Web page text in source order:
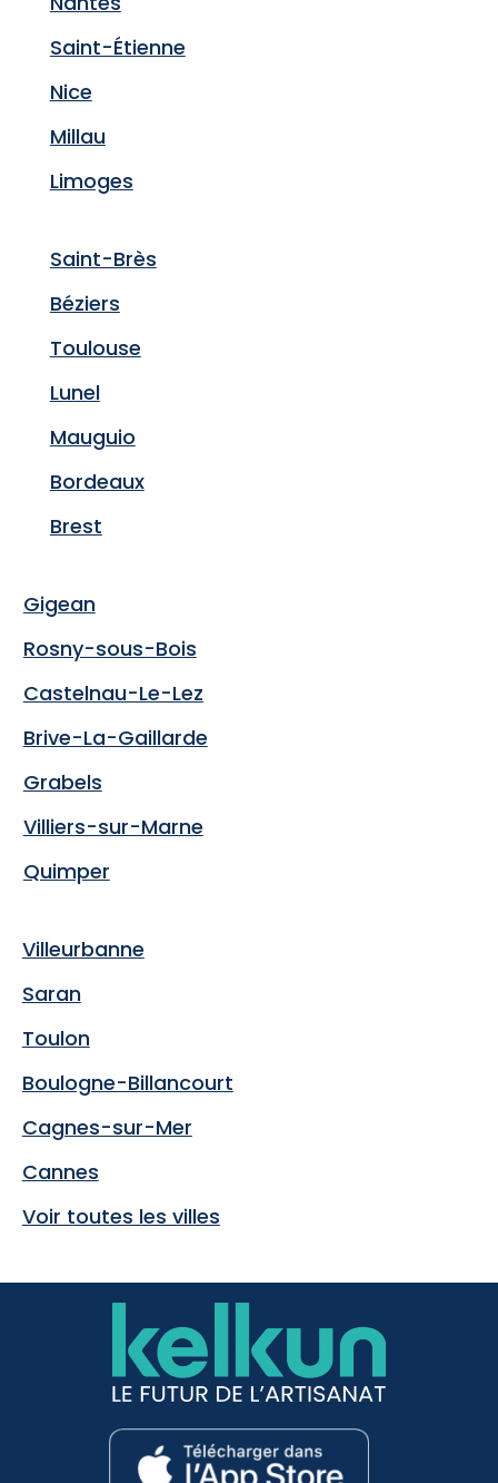
Saint-Étienne
Nice
Millau
Limoges
Saint-Brès
Béziers
Toulouse
Lunel
Mauguio
Bordeaux
Brest
Gigean
Rosny-sous-Bois
Castelnau-Le-Lez
Brive-La-Gaillarde
Grabels
Villiers-sur-Marne
Quimper
Villeurbanne
Saran
Toulon
Boulogne-Billancourt
Cagnes-sur-Mer
Cannes
Voir toutes les villes